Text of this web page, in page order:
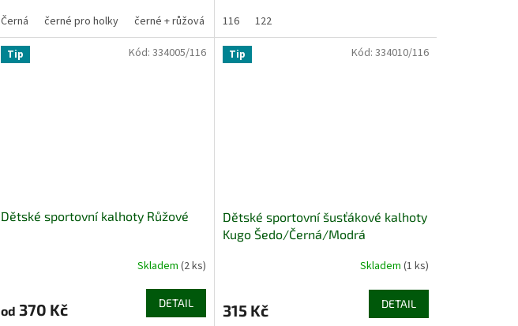
Černá
černé pro holky černé + růžová černá + zelená
116
122
Tip
Dětské sportovní kalhoty Růžové
Skladem (2 ks)
od 370 Kč DETAIL
Kód: 334005/116 Tip
Dětské sportovní šusťákové kalhoty
Kugo Šedo/Černá/Modrá
Skladem (1 ks)
315 Kč DETAIL
Kód: 334010/116